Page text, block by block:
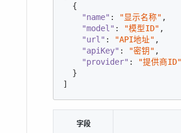
  {
"name" : "显示名称" ,
"model" : "模型ID" ,
"url" : "API地址" ,
"apiKey" : "密钥" ,
"provider" :
"提供商ID"
  }
]
字段